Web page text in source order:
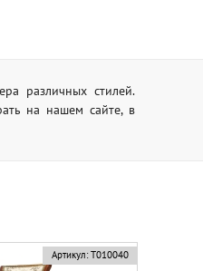
различных стилей.
на нашем сайте, в
Артикул: Т010040